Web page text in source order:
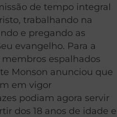
de tempo integral
trabalhando na
e pregando as
evangelho. Para a
espalhados
Monson anunciou que
em vigor
podiam agora servir
dos 18 anos de idade e